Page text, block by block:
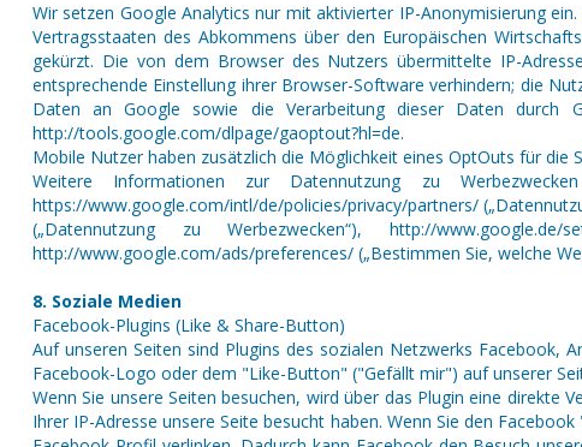
Wir setzen Google Analytics nur mit aktivierter IP-Anonymisierung
Vertragsstaaten des Abkommens über den Europäischen
gekürzt. Die von dem Browser des Nutzers übermittelte IP-
entsprechende Einstellung ihrer Browser-Software verhindern; die
Daten an Google sowie die Verarbeitung dieser Daten durch
http://tools.google.com/dlpage/gaoptout?hl=de.
Mobile Nutzer haben zusätzlich die Möglichkeit eines OptOuts für die
Weitere Informationen zur Datennutzung zu
https://www.google.com/intl/de/policies/privacy/partners/
(„Datennutzung zu Werbezwecken“), http://
http://www.google.com/ads/preferences/ („Bestimmen Sie, welche
8. Soziale Medien
Facebook-Plugins (Like & Share-Button)
Auf unseren Seiten sind Plugins des sozialen Netzwerks Facebook,
Facebook-Logo oder dem "Like-Button" ("Gefällt mir") auf unserer
Wenn Sie unsere Seiten besuchen, wird über das Plugin eine
Ihrer IP-Adresse unsere Seite besucht haben. Wenn Sie den